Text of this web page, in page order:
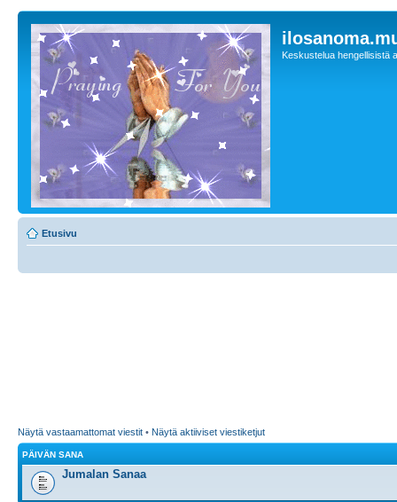
Keskustelua hengellisistä
Etusivu
Näytä vastaamattomat viestit • Näytä aktiiviset viestiketjut
PÄIVÄN SANA
Jumalan Sanaa